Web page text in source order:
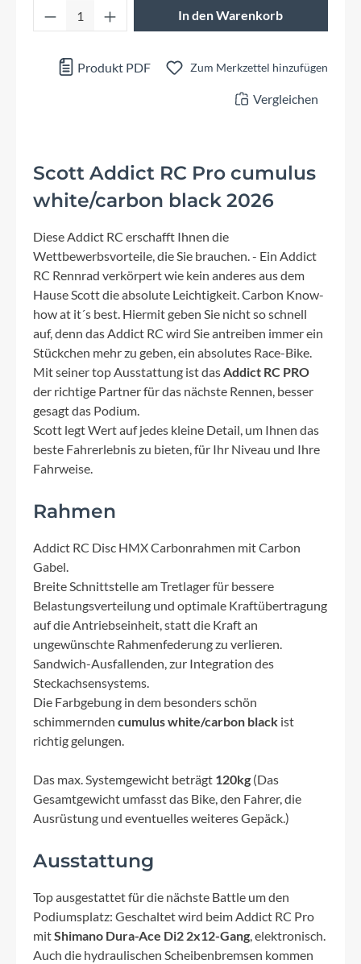
Produkt Anzahl: Gib den gewünschten
In den Warenkorb
Produkt PDF Zum Merkzettel hinzufügen
Vergleichen
Scott Addict RC Pro cumulus
white/carbon black 2026
Diese Addict RC erschafft Ihnen die
Wettbewerbsvorteile, die Sie brauchen. - Ein Addict
RC Rennrad verkörpert wie kein anderes aus dem
Hause Scott die absolute Leichtigkeit. Carbon Know-
how at it´s best. Hiermit geben Sie nicht so schnell
auf, denn das Addict RC wird Sie antreiben immer ein
Stückchen mehr zu geben, ein absolutes Race-Bike.
Mit seiner top Ausstattung ist dasAddict RC PRO
der richtige Partner für das nächste Rennen, besser
gesagt das Podium.
Scott legt Wert auf jedes kleine Detail, um Ihnen das
beste Fahrerlebnis zu bieten, für Ihr Niveau und Ihre
Fahrweise.
Rahmen
Addict RC Disc HMX Carbonrahmen mit Carbon
Gabel.
Breite Schnittstelle am Tretlager für bessere
Belastungsverteilung und optimale Kraftübertragung
auf die Antriebseinheit, statt die Kraft an
ungewünschte Rahmenfederung zu verlieren.
Sandwich-Ausfallenden, zur Integration des
Steckachsensystems.
Die Farbgebung in dem besonders schön
schimmernden cumulus white/carbon black ist
richtig gelungen.
Das max. Systemgewicht beträgt 120kg (Das
Gesamtgewicht umfasst das Bike, den Fahrer, die
Ausrüstung und eventuelles weiteres Gepäck.)
Ausstattung
Top ausgestattet für die nächste Battle um den
Podiumsplatz: Geschaltet wird beim Addict RC Pro
mitShimano Dura-Ace Di2 2x12-Gang, elektronisch.
Auch die hydraulischen Scheibenbremsen kommen